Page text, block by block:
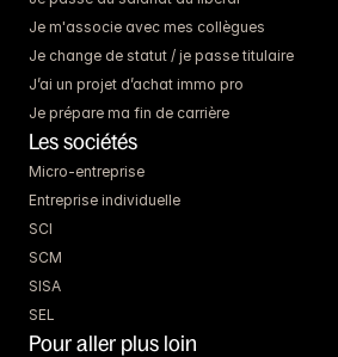
Je m'associe avec mes collègues
Je change de statut / je passe titulaire
J’ai un projet d’achat immo pro
Je prépare ma fin de carrière
Les sociétés
Micro-entreprise
Entreprise individuelle
SCI
SCM
SISA
SEL
Pour aller plus loin